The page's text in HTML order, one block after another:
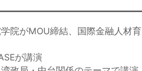
院がMOU締結、国際金融人材育
が講演